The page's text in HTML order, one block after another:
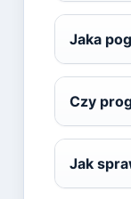
Jaka
Czy
Jak